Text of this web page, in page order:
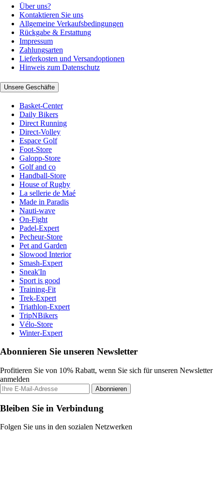
Über uns?
Kontaktieren Sie uns
Allgemeine Verkaufsbedingungen
Rückgabe & Erstattung
Impressum
Zahlungsarten
Lieferkosten und Versandoptionen
Hinweis zum Datenschutz
Unsere Geschäfte
Basket-Center
Daily Bikers
Direct Running
Direct-Volley
Espace Golf
Foot-Store
Galopp-Store
Golf and co
Handball-Store
House of Rugby
La sellerie de Maé
Made in Paradis
Nauti-wave
On-Fight
Padel-Expert
Pecheur-Store
Pet and Garden
Slowood Interior
Smash-Expert
Sneak'In
Sport is good
Training-Fit
Trek-Expert
Triathlon-Expert
TripNBikers
Vélo-Store
Winter-Expert
Abonnieren Sie unseren Newsletter
Profitieren Sie von 10% Rabatt, wenn Sie sich für unseren Newsletter
anmelden
Abonnieren
Bleiben Sie in Verbindung
Folgen Sie uns in den sozialen Netzwerken